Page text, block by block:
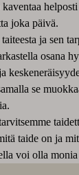
joka päivä.
ja sen
osana
se
taide on ja
voi olla